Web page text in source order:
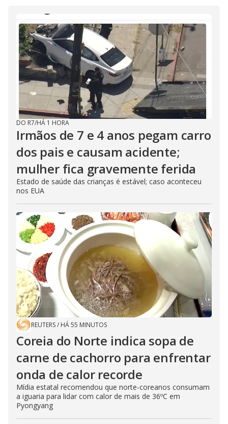
DO R7/HÁ 1 HORA
Irmãos de 7 e 4 anos pegam carro
dos pais e causam acidente;
mulher fica gravemente ferida
Estado de saúde das crianças é estável; caso aconteceu
nos EUA
REUTERS/ HÁ 55 MINUTOS
Coreia do Norte indica sopa de
carne de cachorro para enfrentar
onda de calor recorde
Mídia estatal recomendou que norte-coreanos consumam
a iguaria para lidar com calor de mais de 36ºC em
Pyongyang